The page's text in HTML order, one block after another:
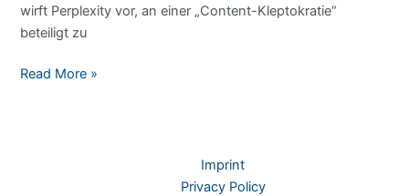
wirft Perplexity vor, an einer „Content-Kleptokratie“
beteiligt zu
News
Read More »
Imprint
Privacy Policy